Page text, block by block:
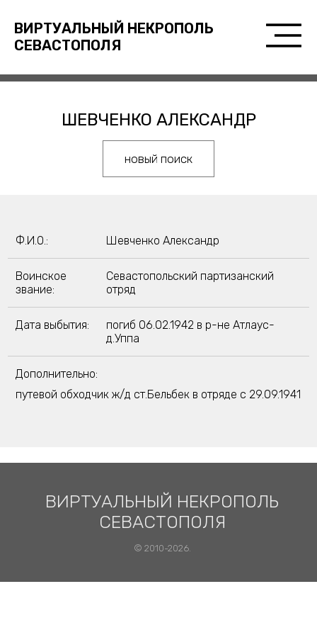
ВИРТУАЛЬНЫЙ НЕКРОПОЛЬ
СЕВАСТОПОЛЯ
ШЕВЧЕНКО АЛЕКСАНДР
новый поиск
Ф.И.О.: Шевченко Александр
Воинское
звание:
Севастопольский партизанский
отряд
Дата выбытия:
погиб 06.02.1942 в р-не Атлаус-
д.Уппа
Дополнительно:
путевой обходчик ж/д ст.Бельбек в отряде с 29.09.1941
ВИРТУАЛЬНЫЙ НЕКРОПОЛЬ
СЕВАСТОПОЛЯ
© 2010-2026.